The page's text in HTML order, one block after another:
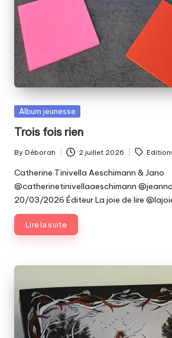
Posted
Album jeunesse
Trois fois rien
Posted
by
By Déborah 2 juillet 2026
Tags:
Catherine Tinivella Aeschimann & Jano
@catherinetinivellaaeschimann
20/03/2026 Éditeur La joie de lire
Lire la suite